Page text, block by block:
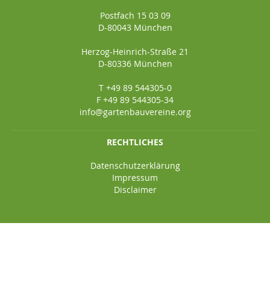
Postfach 15 03 09
D-80043 München
Herzog-Heinrich-Straße 21
D-80336 München
T +49 89 544305-0
F +49 89 544305-34
info@gartenbauvereine.org
RECHTLICHES
Datenschutzerklärung
Impressum
Disclaimer